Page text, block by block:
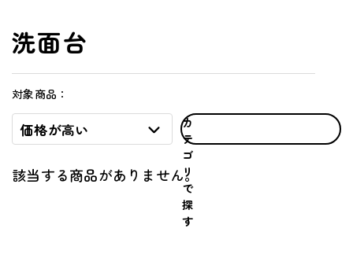
洗面台
対象商品：
価格が高い
カ
テ
ゴ
リ
で
探
す
該当する商品がありません。